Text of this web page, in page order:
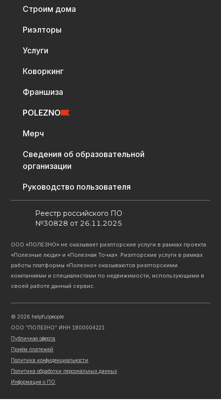
Строим дома
Риэлторы
Услуги
Коворкинг
Франшиза
POLEZNO
Мерч
Сведения об образовательной
организации
Руководство пользователя
Реестр российского ПО
№30828 от 26.11.2025
ООО «ПОЛЕЗНО» не оказывает риэлторские услуги в рамках проекта
«Полезные люди» и «Полезная Точка». Риэлторские услуги в рамках
работы платформы «Полезно» оказываются риэлторскими
компаниями и специалистами по недвижимости, использующими в
своей работе данный сервис.
©2026 helpfulpeople
ООО "ПОЛЕЗНО" ИНН 1800004221
Публичная оферта
Приём платежей
Политика конфиденциальности
Политика обработки персональных данных
Информация о ПО